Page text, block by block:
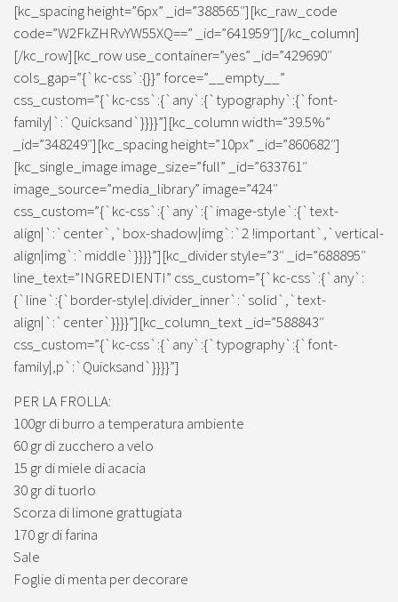
[kc_spacing height=”6px” _id=”388565″][kc_raw_code
code=”W2FkZHRvYW55XQ==” _id=”641959″][/kc_column]
[/kc_row][kc_row use_container=”yes” _id=”429690″
cols_gap=”{`kc-css`:{}}” force=”__empty__”
css_custom=”{`kc-css`:{`any`:{`typography`:{`font-
family|`:`Quicksand`}}}}”][kc_column width=”39.5%”
_id=”348249″][kc_spacing height=”10px” _id=”860682″]
[kc_single_image image_size=”full” _id=”633761″
image_source=”media_library” image=”424″
css_custom=”{`kc-css`:{`any`:{`image-style`:{`text-
align|`:`center`,`box-shadow|img`:`2 !important`,`vertical-
align|img`:`middle`}}}}”][kc_divider style=”3″ _id=”688895″
line_text=”INGREDIENTI” css_custom=”{`kc-css`:{`any`:
{`line`:{`border-style|.divider_inner`:`solid`,`text-
align|`:`center`}}}}”][kc_column_text _id=”588843″
css_custom=”{`kc-css`:{`any`:{`typography`:{`font-
family|,p`:`Quicksand`}}}}”]
PER LA FROLLA:
100gr di burro a temperatura ambiente
60 gr di zucchero a velo
15 gr di miele di acacia
30 gr di tuorlo
Scorza di limone grattugiata
170 gr di farina
Sale
Foglie di menta per decorare